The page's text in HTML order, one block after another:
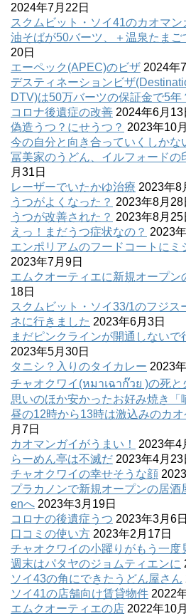
2024年7月22日
スクムビット・ソイ41のカオマン
油そばが50バーツ、＋温泉たまご
20日
エーペック(APEC)のビザ 2024年
デスティネーションビザ
DTV)は50万バーツの保証金で5年
コロナ後遺症の改善 2024年6月13
偽造うつ？にせうつ？ 2023年10
今の自分と向き合っていくしかな
冨美家のうどん、イルフォードの
月31日
レーザーでいたかゆ治療 2023年8
うつがよくなった？ 2023年8月28
うつが改善された？ 2023年8月25
えっ！まだうつ症状なの？ 2023
エンポリアムのフードコートにミ
2023年7月9日
エムクオーティエに新規オープン
18日
スクムビット・ソイ33/1のフジス
ネに行きました 2023年6月3日
まだピンクラインが開通しないで
2023年5月30日
タニシ？入りのタイカレー 2023
チャオクワイ(หมาเฉาก๊วย )の死と
思いのほか安かったお好み焼き「
昼の12時から13時は激込みのカ
月7日
カオマンガイがうまい！
2023年4
らーめん亭は不滅だ 2023年4月23
チャオクワイの幸せそうな顔
プラカノンで新規オープンの居酒
enへ 2023年3月19日
コロナの後遺症うつ 2023年3月6日
口コミの使い方 2023年2月17日
チャオクワイの小躍りがもう一度
週末はパタヤのジョムティエンに
ソイ43の角にできたうどん屋さん
ソイ41の店舗向け賃貸物件 2022
エムクオーティエの店 2022年10